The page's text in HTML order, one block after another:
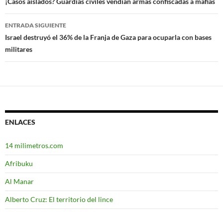
Navegación
de
entradas
ENTRADA SIGUIENTE
Israel destruyó el 36% de la Franja de Gaza para ocuparla con bases
militares
ENLACES
14 milimetros.com
Afribuku
Al Manar
Alberto Cruz: El territorio del lince